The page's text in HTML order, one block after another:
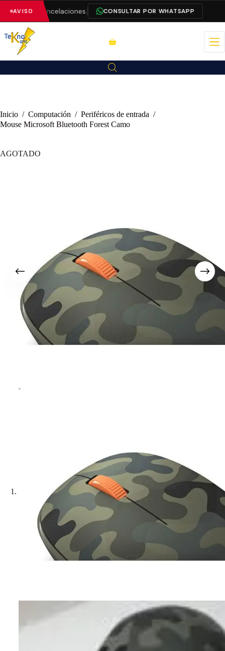
AVISO
evitar cancelaciones. CONSULTAR POR WHATSAPP
Inicio / Computación / Periféricos de entrada /
Mouse Microsoft Bluetooth Forest Camo
AGOTADO